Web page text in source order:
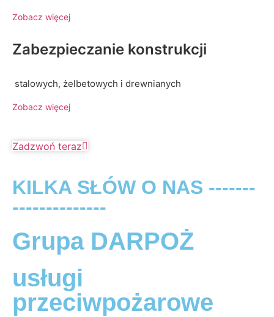
Zobacz więcej
Zabezpieczanie konstrukcji
stalowych, żelbetowych i drewnianych
Zobacz więcej
Zadzwoń teraz
KILKA SŁÓW O NAS -------
--------------
Grupa DARPOŻ
usługi
przeciwpożarowe